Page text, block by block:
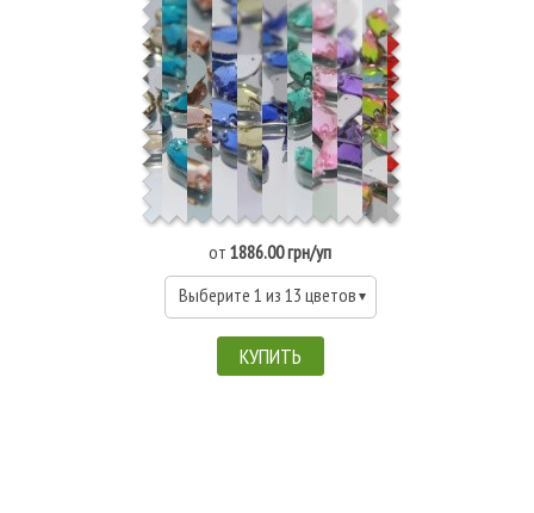
от 1886.00 грн/уп
Выберите 1 из 13 цветов
КУПИТЬ